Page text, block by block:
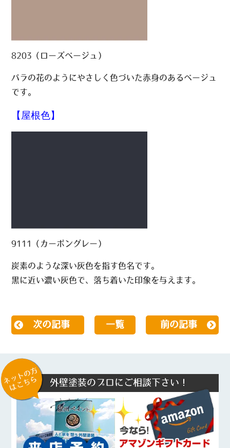
8203（ローズベージュ）
バラの花のようにやさしく色づいた赤身のあるベージュ
です。
【屋根色】
9111（カーボングレー）
炭素のような深い灰色を指す色名です。
黒に近い濃い灰色で、落ち着いた印象を与えます。
次の記事 一覧 前の記事
ネットの方
はこちら 外壁塗装のプロにご相談下さい！